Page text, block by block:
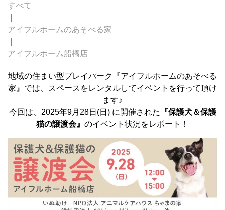
すべて
アイフルホームのあそべる家
アイフルホーム船橋店
地域の住まい型プレイパーク『アイフルホームのあそべる
家』では、スペースをレンタルしてイベントを行って頂け
ます♪
今回は、2025年9月28日(日) に開催された 『保護犬＆保護
猫の譲渡会』 のイベント状況をレポート！